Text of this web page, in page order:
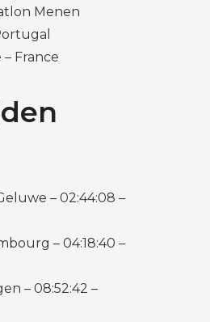
Menen
France
– 02:44:08 –
– 04:18:40 –
– 08:52:42 –